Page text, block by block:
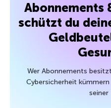
Abonnements
schützt du
Wer Abonnements
Cybersicherheit
seiner